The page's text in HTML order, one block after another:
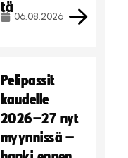
tä
06.08.2026
Pelipassit
kaudelle
2026–27 nyt
myynnissä –